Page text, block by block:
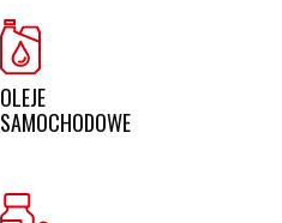
OLEJE
SAMOCHODOWE